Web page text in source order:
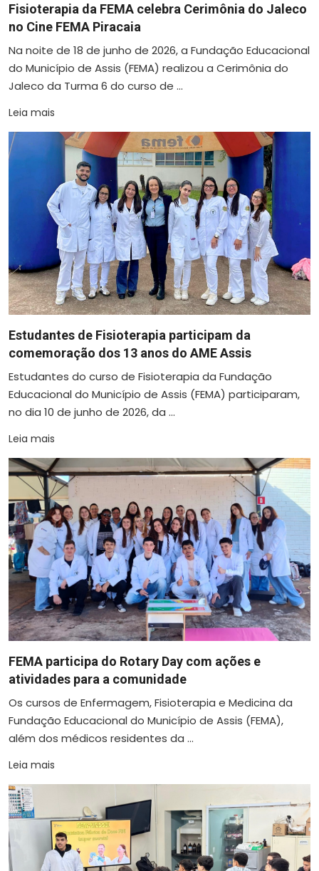
Fisioterapia da FEMA celebra Cerimônia do Jaleco
no Cine FEMA Piracaia
Na noite de 18 de junho de 2026, a Fundação Educacional
do Município de Assis (FEMA) realizou a Cerimônia do
Jaleco da Turma 6 do curso de ...
Leia mais
Estudantes de Fisioterapia participam da
comemoração dos 13 anos do AME Assis
Estudantes do curso de Fisioterapia da Fundação
Educacional do Município de Assis (FEMA) participaram,
no dia 10 de junho de 2026, da ...
Leia mais
FEMA participa do Rotary Day com ações e
atividades para a comunidade
Os cursos de Enfermagem, Fisioterapia e Medicina da
Fundação Educacional do Município de Assis (FEMA),
além dos médicos residentes da ...
Leia mais